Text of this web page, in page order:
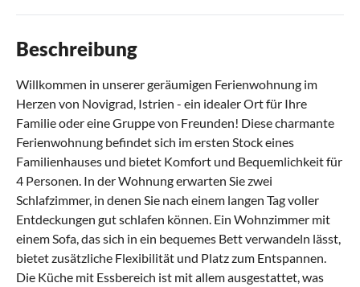
Beschreibung
Willkommen in unserer geräumigen Ferienwohnung im
Herzen von Novigrad, Istrien - ein idealer Ort für Ihre
Familie oder eine Gruppe von Freunden! Diese charmante
Ferienwohnung befindet sich im ersten Stock eines
Familienhauses und bietet Komfort und Bequemlichkeit für
4 Personen. In der Wohnung erwarten Sie zwei
Schlafzimmer, in denen Sie nach einem langen Tag voller
Entdeckungen gut schlafen können. Ein Wohnzimmer mit
einem Sofa, das sich in ein bequemes Bett verwandeln lässt,
bietet zusätzliche Flexibilität und Platz zum Entspannen.
Die Küche mit Essbereich ist mit allem ausgestattet, was